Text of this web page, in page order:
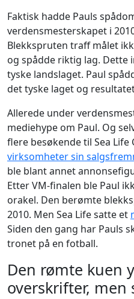
Faktisk hadde Pauls
verdensmesterskapet i
Blekkspruten traff målet
og spådde riktig lag.
tyske landslaget. Paul
det tyske laget og
Allerede under
mediehype om Paul. Og
flere besøkende til Sea
virksomheter sin
ble blant annet
Etter VM-finalen ble Paul
orakel. Den berømte
2010. Men Sea Life satte et
Siden den gang har Pauls
tronet på en fotball.
Den rømte kuen
overskrifter, men